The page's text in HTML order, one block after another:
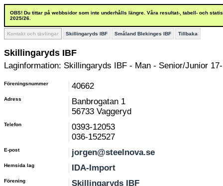
OBS! Du tittar på webbsidor som inte underhålls längre. Våra resultat-, tabell- och
2025/26.
Kontakt och tävlingar Skillingaryds IBF Småland Blekinges IBF Tillbaka
Skillingaryds IBF
Laginformation: Skillingaryds IBF - Man - Senior/Junior
Föreningsnummer 40662
Adress
Banbrogatan 1
56733 Vaggeryd
Telefon
0393-12053
036-152527
E-post jorgen@steelnova.se
Hemsida lag IDA-Import
Förening Skillingaryds IBF